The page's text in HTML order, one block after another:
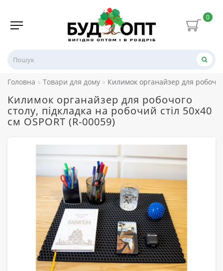
0
Головна Товари для дому Килимок органайзер для
Килимок органайзер для робочого
столу, підкладка на робочий стіл 50х40
см OSPORT (R-00059)